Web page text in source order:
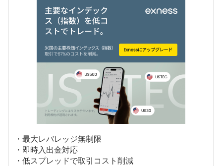
・最大レバレッジ無制限
・即時入出金対応
・低スプレッドで取引コスト削減